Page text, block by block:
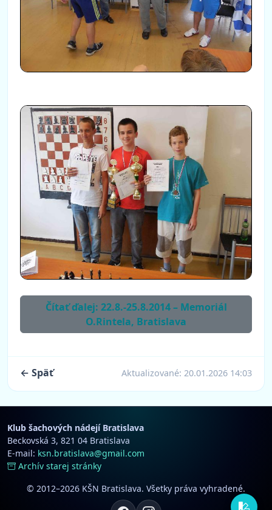
Čítať ďalej: 22.8.-25.8.2014 – Memoriál
O.Rintela, Bratislava
← Späť Aktualizované: 20.01.2026 14:03
Klub šachových nádejí Bratislava
Beckovská 3, 821 04 Bratislava
E-mail: ksn.bratislava@gmail.com
Archív starej stránky
© 2012–2026 KŠN Bratislava. Všetky práva vyhradené.